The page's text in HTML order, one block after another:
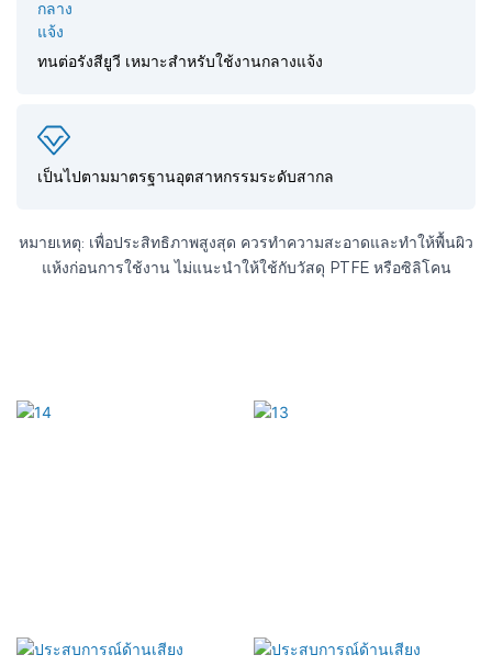
ทนต่อรังสียูวี เหมาะสำหรับใช้งานกลางแจ้ง
เป็นไปตามมาตรฐานอุตสาหกรรมระดับสากล
หมายเหตุ: เพื่อประสิทธิภาพสูงสุด ควรทำความสะอาดและทำให้พื้นผิว
แห้งก่อนการใช้งาน ไม่แนะนำให้ใช้กับวัสดุ PTFE หรือซิลิโคน